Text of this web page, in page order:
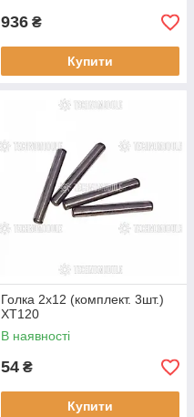
936 ₴
Купити
Голка 2х12 (комплект. 3шт.)
XT120
В наявності
54 ₴
Купити